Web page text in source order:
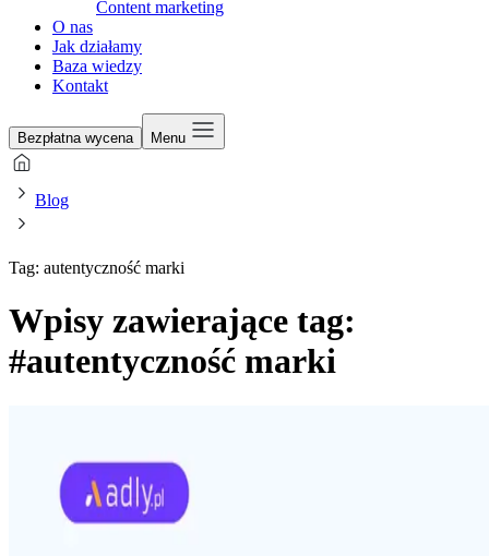
Content marketing
O nas
Jak działamy
Baza wiedzy
Kontakt
Bezpłatna wycena Menu
Blog
Tag: autentyczność marki
Wpisy zawierające tag:
#autentyczność marki